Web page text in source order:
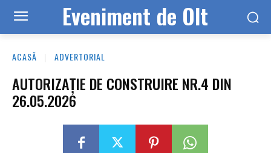
Eveniment de Olt
ACASĂ ADVERTORIAL
AUTORIZAȚIE DE CONSTRUIRE NR.4 DIN
26.05.2026